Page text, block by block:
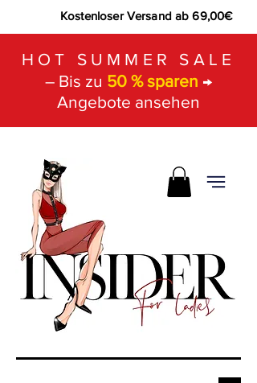
Kostenloser Versand ab 69,00€
HOT SUMMER SALE
– Bis zu 50 % sparen →
Angebote ansehen